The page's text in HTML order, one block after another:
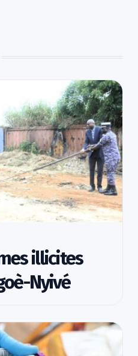
illicites
Nyivé